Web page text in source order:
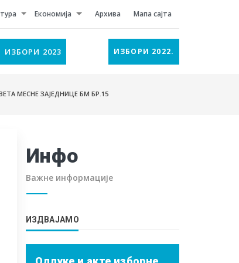
Економија Архива Мапа сајта
ИЗБОРИ 2023 ИЗБОРИ 2022.
МЕСНЕ ЗАЈЕДНИЦЕ БМ БР.15
Инфо
Важне информације
ИЗДВАЈАМО